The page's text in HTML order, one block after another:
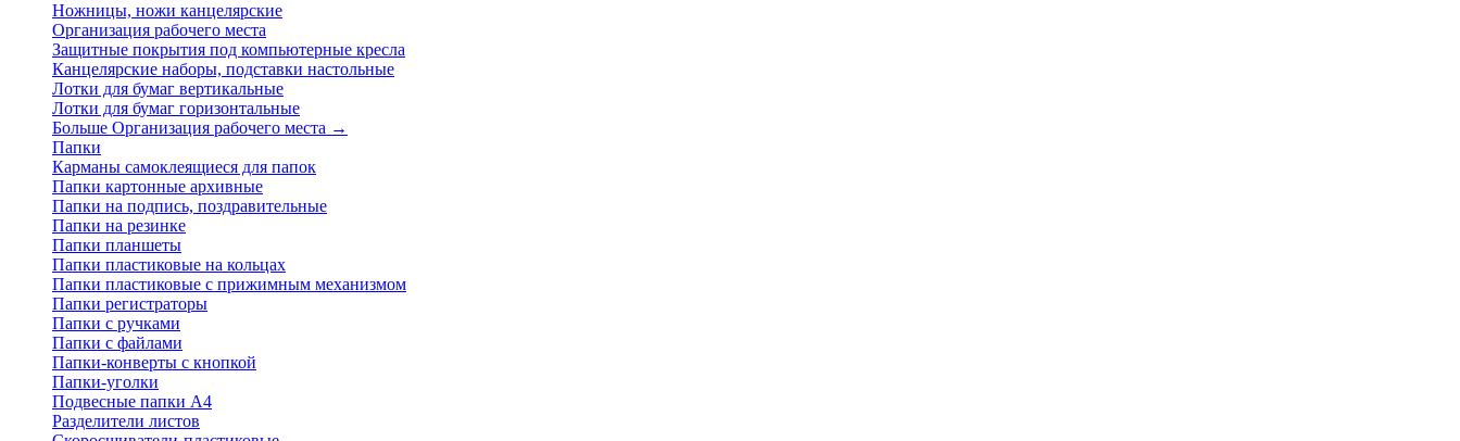
Ножницы, ножи канцелярские
Организация рабочего места
Защитные покрытия под компьютерные кресла
Канцелярские наборы, подставки настольные
Лотки для бумаг вертикальные
Лотки для бумаг горизонтальные
Больше Организация рабочего места →
Папки
Карманы самоклеящиеся для папок
Папки картонные архивные
Папки на подпись, поздравительные
Папки на резинке
Папки планшеты
Папки пластиковые на кольцах
Папки пластиковые с прижимным механизмом
Папки регистраторы
Папки с ручками
Папки с файлами
Папки-конверты с кнопкой
Папки-уголки
Подвесные папки А4
Разделители листов